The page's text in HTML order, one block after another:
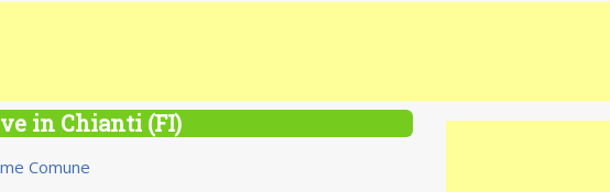
in Chianti (FI)
Comune